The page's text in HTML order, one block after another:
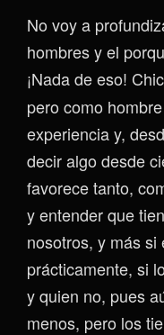
No voy a
hombres y el
¡Nada de eso!
pero como
experiencia y,
decir algo desde
favorece tanto,
y entender que
nosotros, y más si
prácticamente, si
y quien no, pues
menos, pero los